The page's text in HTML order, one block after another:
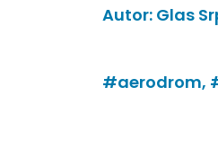
Autor: Glas
#aerodrom,